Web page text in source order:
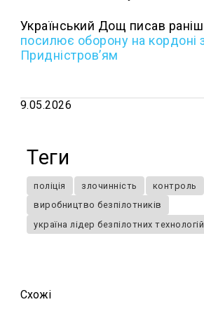
Український Дощ писав
посилює оборону на кордоні
Придністров’ям
9.05.2026
Теги
поліція злочинність
контроль
виробництво безпілотників
україна лідер безпілотних технологій
Схожi